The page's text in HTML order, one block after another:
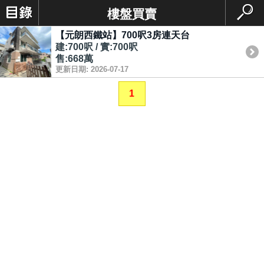
樓盤買賣
【元朗西鐵站】700呎3房連天台
建:700呎 / 實:700呎
售:668萬
更新日期: 2026-07-17
1